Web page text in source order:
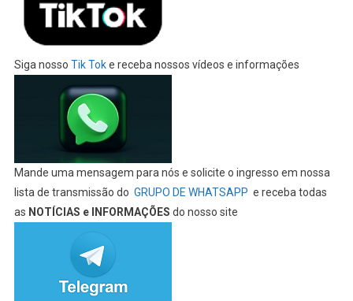
Siga nosso Tik Toke receba nossos vídeos e informações
Mande uma mensagem para nós e solicite o ingresso em nossa
lista de transmissão do GRUPO DE WHATSAPP e receba todas
as NOTÍCIAS e INFORMAÇÕES do nosso site